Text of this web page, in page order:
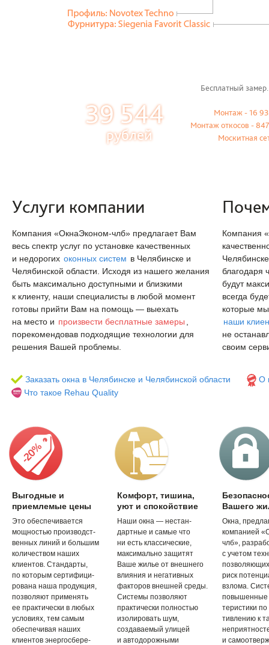
Бесплатный
39 544
рублей
Монтаж - 16
Монтаж откосов -
Москитная
Услуги компании
Компания «ОкнаЭконом-члб» предлагает Вам
весь спектр услуг по установке качественных
и недорогих оконных систем в Челябинске и
Челябинской области. Исходя из нашего желания
быть максимально доступными и близкими
к клиенту, наши специалисты в любой момент
готовы прийти Вам на помощь — выехать
на место и произвести бесплатные замеры
порекомендовав подходящие технологии для
решения Вашей проблемы.
Компания
благодаря
будут
всегда
которые
наши
не
своим
Заказать окна в Челябинске и Челябинской области
О
Что такое Rehau Quality
Выгодные и
приемлемые цены
Это обеспечивается
мощностью производст-
венных линий и большим
количеством наших
клиентов. Стандарты,
по которым сертифици-
рована наша продукция,
позволяют применять
ее практически в любых
условиях, тем самым
обеспечивая наших
клиентов энергосбере-
Комфорт, тишина,
уют и спокойствие
Наши окна — нестан-
дартные и самые что
ни есть классические,
максимально защитят
Ваше жилье от внешнего
влияния и негативных
факторов внешней среды.
Системы позволяют
практически полностью
изолировать шум,
создаваемый улицей
и автодорожными
Вашего
Окна,
компанией
члб»,
с учетом
риск
взлома.
повышенные
теристики
тивлению к
и